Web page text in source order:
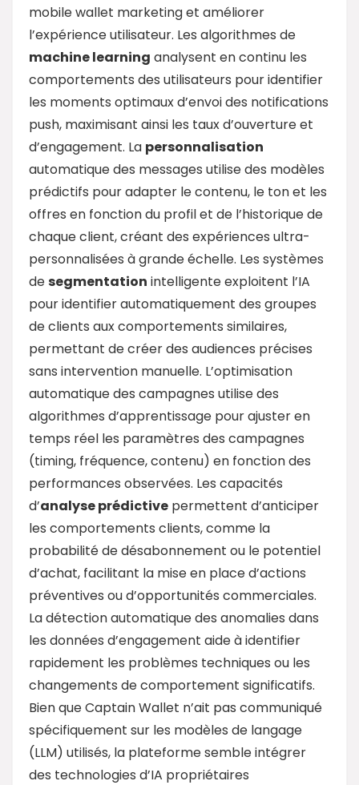
mobile wallet marketing et améliorer
l’expérience utilisateur. Les algorithmes de
machine learning analysent en continu les
comportements des utilisateurs pour identifier
les moments optimaux d’envoi des notifications
push, maximisant ainsi les taux d’ouverture et
d’engagement. La personnalisation
automatique des messages utilise des modèles
prédictifs pour adapter le contenu, le ton et les
offres en fonction du profil et de l’historique de
chaque client, créant des expériences ultra-
personnalisées à grande échelle. Les systèmes
desegmentation intelligente exploitent l’IA
pour identifier automatiquement des groupes
de clients aux comportements similaires,
permettant de créer des audiences précises
sans intervention manuelle. L’optimisation
automatique des campagnes utilise des
algorithmes d’apprentissage pour ajuster en
temps réel les paramètres des campagnes
(timing, fréquence, contenu) en fonction des
performances observées. Les capacités
d’analyse prédictive permettent d’anticiper
les comportements clients, comme la
probabilité de désabonnement ou le potentiel
d’achat, facilitant la mise en place d’actions
préventives ou d’opportunités commerciales.
La détection automatique des anomalies dans
les données d’engagement aide à identifier
rapidement les problèmes techniques ou les
changements de comportement significatifs.
Bien que Captain Wallet n’ait pas communiqué
spécifiquement sur les modèles de langage
(LLM) utilisés, la plateforme semble intégrer
des technologies d’IA propriétaires